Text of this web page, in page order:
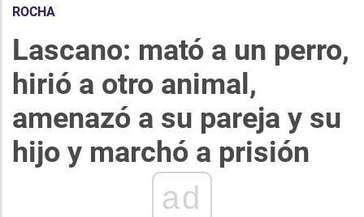
ROCHA
Lascano: mató a un perro,
hirió a otro animal,
amenazó a su pareja y su
hijo y marchó a prisión
ad